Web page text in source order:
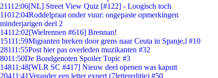
21112:06[NL] Street View Quiz [#122] - Loogisch toch
11012:04Roddelpraat onder vuur: ongepaste opmerkingen
minderjarigen deel 2
14112:02[Wielrennen #616] Brennan!
15111:59Migranten breken door grens naar Ceuta in Spanje,l #10
28111:55Post hier pas overleden muzikanten #32
8011:50De Bondgenoten Spoiler Topic #3
14811:48[WLR SC #417] Nieuw deel openen was kaputt
20411:41Verander een letter expert (7lettereditie) #50